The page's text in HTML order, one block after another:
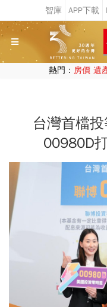
熱門： 房價 遺
台灣首檔
00980D